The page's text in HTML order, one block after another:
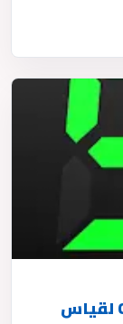
أفضل تطبيقات GPS Speedometer لقياس